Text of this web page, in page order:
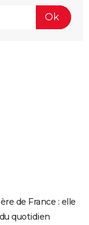
de France : elle
quotidien